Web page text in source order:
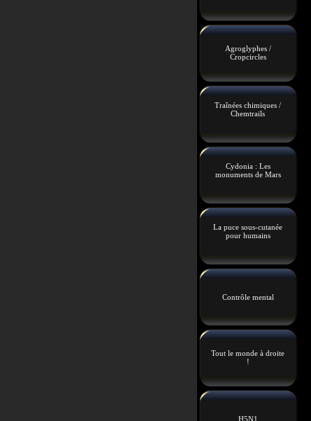
Agroglyphes /
Cropcircles
Traînées chimiques /
Chemtrails
Cydonia : Les
monuments de Mars
La puce sous-cutanée
pour humains
Contrôle mental
Tout le monde à droite
!
H5N1